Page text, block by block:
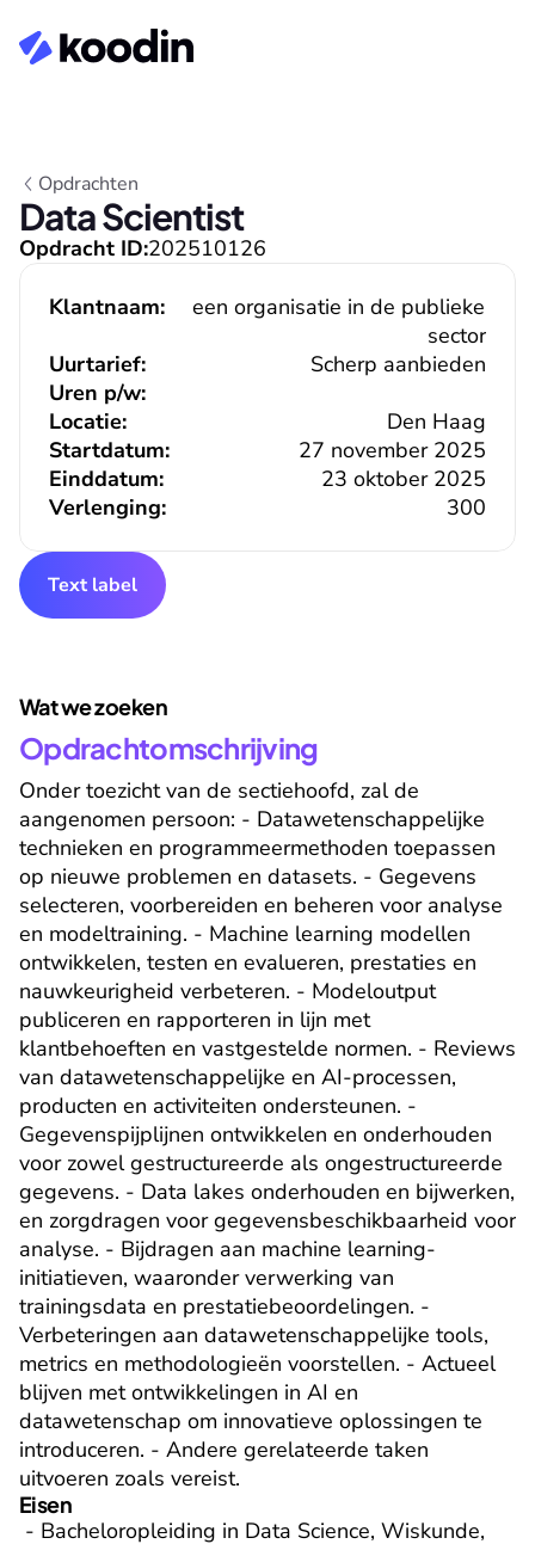
Opdrachten
Data Scientist
Opdracht ID:202510126
Klantnaam:
een organisatie in de publieke
sector
Uurtarief:
Scherp aanbieden
Uren p/w:
Locatie:
Den Haag
Verlenging: 300
Einddatum: 23 oktober 2025
Startdatum: 27 november 2025
Text label
Wat we zoeken
Opdrachtomschrijving
Onder toezicht van de sectiehoofd, zal de
aangenomen persoon: - Datawetenschappelijke
technieken en programmeermethoden toepassen
op nieuwe problemen en datasets. - Gegevens
selecteren, voorbereiden en beheren voor analyse
en modeltraining. - Machine learning modellen
ontwikkelen, testen en evalueren, prestaties en
nauwkeurigheid verbeteren. - Modeloutput
publiceren en rapporteren in lijn met
klantbehoeften en vastgestelde normen. - Reviews
van datawetenschappelijke en AI-processen,
producten en activiteiten ondersteunen. -
Gegevenspijplijnen ontwikkelen en onderhouden
voor zowel gestructureerde als ongestructureerde
gegevens. - Data lakes onderhouden en bijwerken,
en zorgdragen voor gegevensbeschikbaarheid voor
analyse. - Bijdragen aan machine learning-
initiatieven, waaronder verwerking van
trainingsdata en prestatiebeoordelingen. -
Verbeteringen aan datawetenschappelijke tools,
metrics en methodologieën voorstellen. - Actueel
blijven met ontwikkelingen in AI en
datawetenschap om innovatieve oplossingen te
introduceren. - Andere gerelateerde taken
uitvoeren zoals vereist.
Eisen